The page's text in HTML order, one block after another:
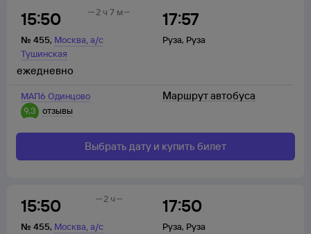
15:50
№ 455, Москва,а/с
Тушинская
17:57
Руза, Руза
2 ч 7 м
МАП6 Одинцово
9,3
отзывы
ежедневно
Маршрут автобуса
Выбрать дату и купить билет
15:50
№ 455, Москва,а/с
17:50
Руза, Руза
2 ч